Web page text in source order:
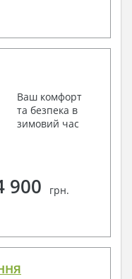
Ваш комфорт
та безпека в
зимовий час
900 грн.